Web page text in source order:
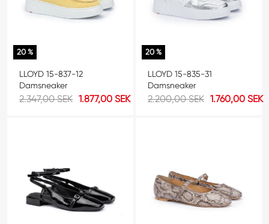
20 %
LLOYD 15-837-12
Damsneaker
2.347,00 SEK 1.877,00 SEK
20 %
LLOYD 15-835-31
Damsneaker
2.200,00 SEK 1.760,00 SEK